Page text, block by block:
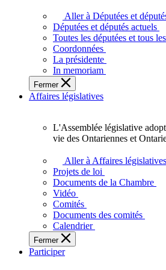
députés
vous
représentent
sein
de
l'Assemblée
législative
l'Ontario.
Aller à Députées et
Députées et députés actuels
Toutes les députées et tous
Coordonnées
La présidente
In memoriam
Fermer
Affaires législatives
L'Assemblée
adopte
touchent
des
Ontariennes
et
L'Assemblée législative
vie des Ontariennes et
Aller à Affaires législatives
Projets de loi
Documents de la Chambre
Vidéo
Comités
Documents des comités
Calendrier
Fermer
Participer